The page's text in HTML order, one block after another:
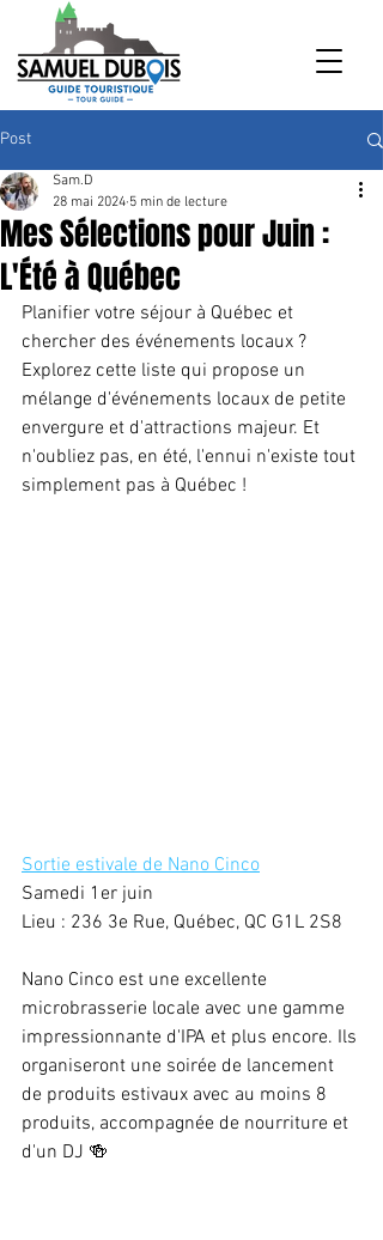
Post
Mes Sélections pour Juin :
L'Été à Québec
Sam.D
28 mai 2024 5 min de lecture
Planifier votre séjour à Québec et
chercher des événements locaux ?
Explorez cette liste qui propose un
mélange d'événements locaux de petite
envergure et d'attractions majeur. Et
n'oubliez pas, en été, l'ennui n'existe tout
simplement pas à Québec !
Sortie estivale de Nano Cinco
Samedi 1er juin
Lieu : 236 3e Rue, Québec, QC G1L 2S8
Nano Cinco est une excellente
microbrasserie locale avec une gamme
impressionnante d'IPA et plus encore. Ils
organiseront une soirée de lancement
de produits estivaux avec au moins 8
produits, accompagnée de nourriture et
d'un DJ 🍻